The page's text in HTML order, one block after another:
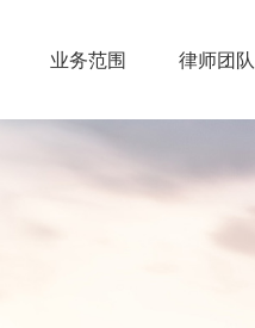
业务范围 律师团队